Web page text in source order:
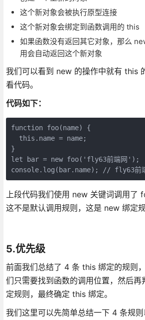
这个新对象会被执行原型连接
这个新对象会绑定到函数调用的 this
如果函数没有返回其它对象，那么
用会自动返回这个新对象
我们可以看到 new 的操作中就有 this
看代码。
代码如下：
function foo(name) {
  this.name = name;
}
let bar = new foo('fly63前端网');
上段代码我们使用 new 关键词调用了
这不是默认调用规则，这是 new 绑定规
5.优先级
前面我们总结了 4 条 this 绑定的规则
们只需要找到函数的调用位置，然后
定规则，最终确定 this 绑定。
我们这里可以先简单总结一下 4 条规